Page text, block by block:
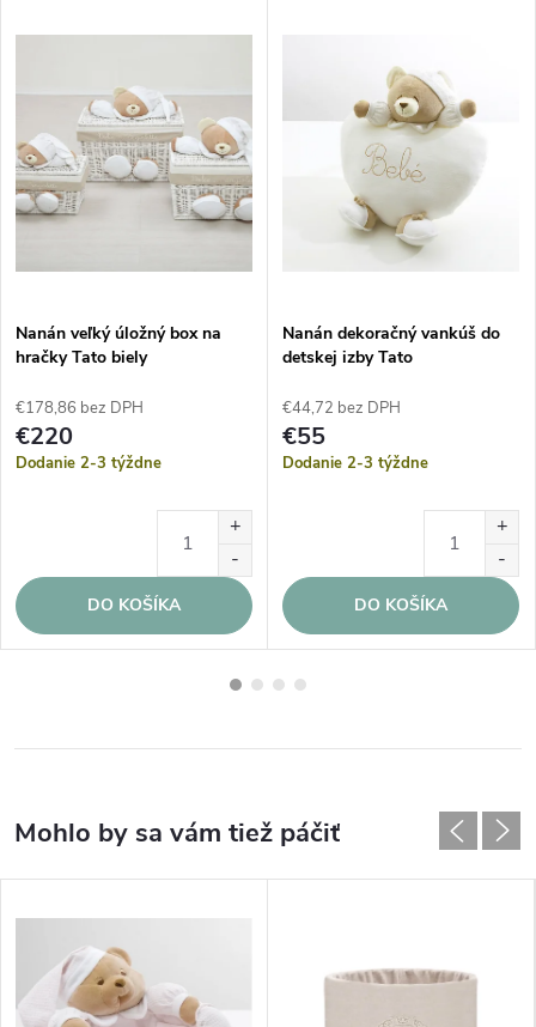
Nanán veľký úložný box na
hračky Tato biely
€178,86 bez DPH
€220
Dodanie 2-3 týždne
DO KOŠÍKA
Nanán dekoračný vankúš do
detskej izby Tato
€44,72 bez DPH
€55
Dodanie 2-3 týždne
DO KOŠÍKA